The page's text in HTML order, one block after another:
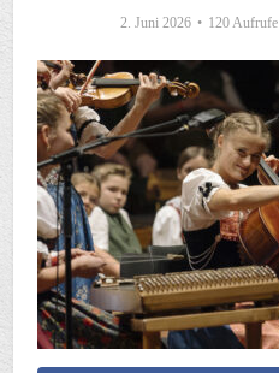
2. Juni 2026 120 Aufrufe